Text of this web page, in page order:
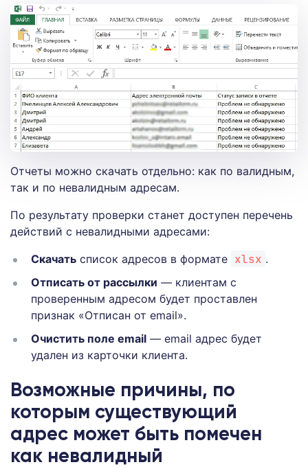
Отчеты можно скачать отдельно: как по валидным,
так и по невалидным адресам.
По результату проверки станет доступен перечень
действий с невалидными адресами:
Скачать список адресов в формате xlsx .
Отписать от рассылки — клиентам с
проверенным адресом будет проставлен
признак «Отписан от email».
Очистить поле email — email адрес будет
удален из карточки клиента.
Возможные причины, по
которым существующий
адрес может быть помечен
как невалидный